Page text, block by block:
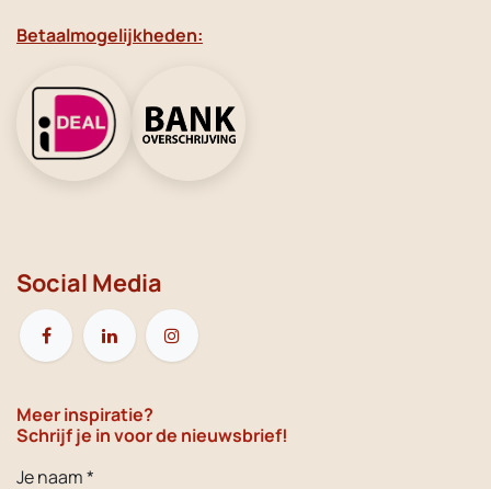
Betaalmogelijkheden:
Social Media
Meer inspiratie?
Schrijf je in voor de nieuwsbrief!
Je naam *